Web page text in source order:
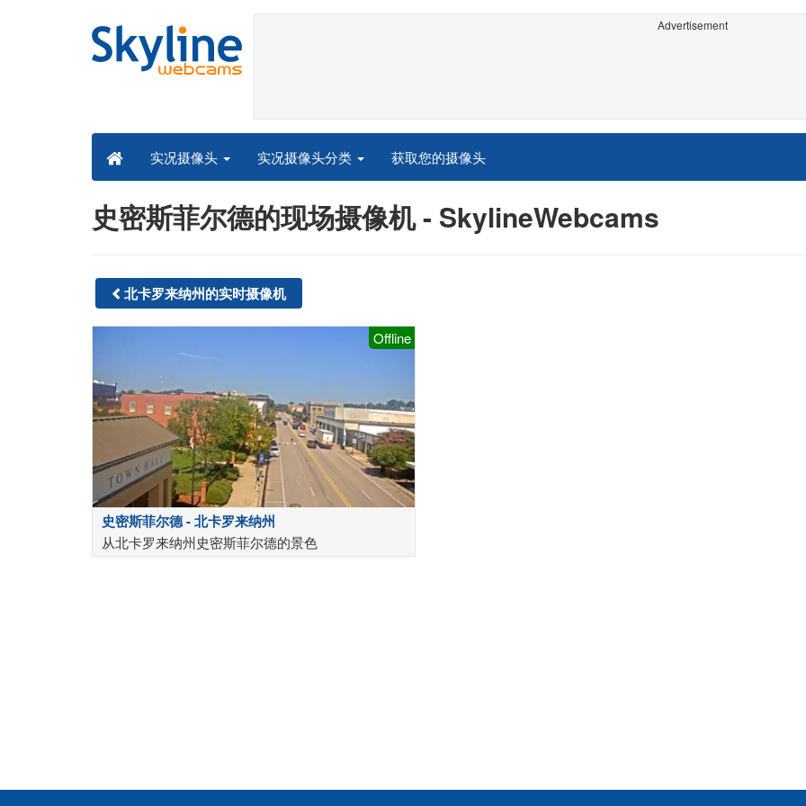
Advertisement
实况摄像头 实况摄像头分类 获取您的摄像头
史密斯菲尔德的现场摄像机 - SkylineWebcams
北卡罗来纳州的实时摄像机
Offline
史密斯菲尔德 - 北卡罗来纳州
从北卡罗来纳州史密斯菲尔德的景色